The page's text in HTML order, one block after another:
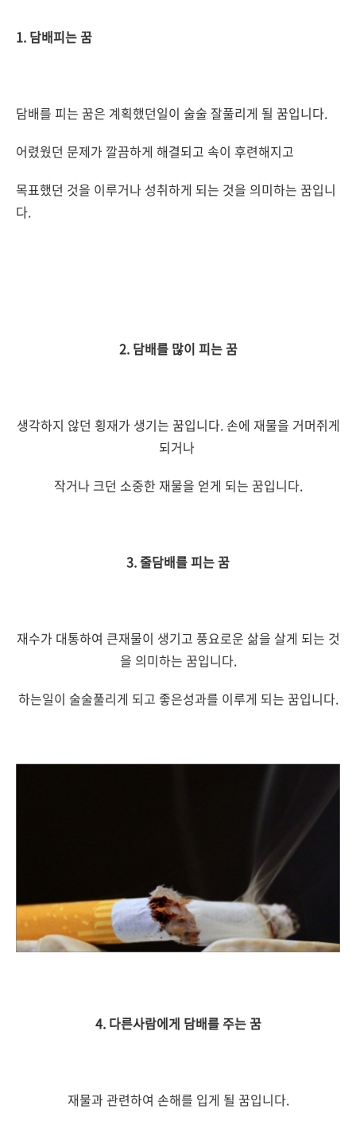
1. 담배피는 꿈
담배를 피는 꿈은 계획했던일이 술술 잘풀리게 될 꿈입니다.
어렸웠던 문제가 깔끔하게 해결되고 속이 후련해지고
목표했던 것을 이루거나 성취하게 되는 것을 의미하는 꿈입니
다.
2. 담배를 많이 피는 꿈
생각하지 않던 횡재가 생기는 꿈입니다. 손에 재물을 거머쥐게
되거나
작거나 크던 소중한 재물을 얻게 되는 꿈입니다.
3. 줄담배를 피는 꿈
재수가 대통하여 큰재물이 생기고 풍요로운 삶을 살게 되는 것
을 의미하는 꿈입니다.
하는일이 술술풀리게 되고 좋은성과를 이루게 되는 꿈입니다.
4. 다른사람에게 담배를 주는 꿈
재물과 관련하여 손해를 입게 될 꿈입니다.